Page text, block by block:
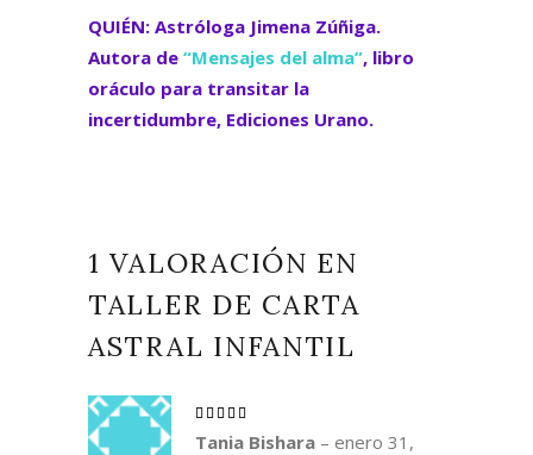
QUIÉN: Astróloga Jimena Zúñiga.
Autora de “Mensajes del alma”, libro
oráculo para transitar la
incertidumbre, Ediciones Urano.
1 VALORACIÓN EN
TALLER DE CARTA
ASTRAL INFANTIL
de 5
Tania Bishara – enero 31,